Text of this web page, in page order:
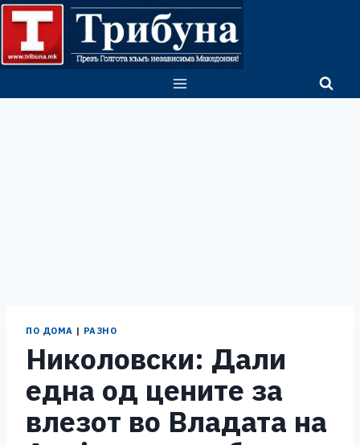
Skip
content
ПО ДОМА | РАЗНО
Николовски: Дали
една од цените за
влезот во Владата на